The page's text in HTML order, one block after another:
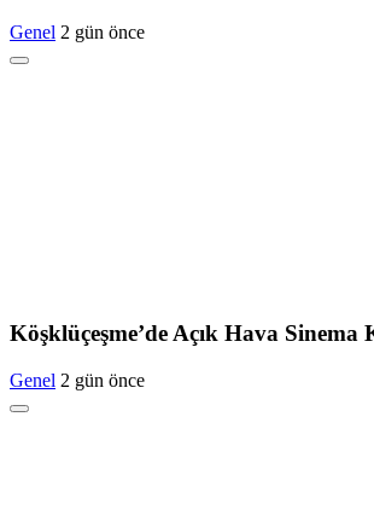
Genel 2 gün önce
Köşklüçeşme’de Açık Hava Sinema
Genel 2 gün önce